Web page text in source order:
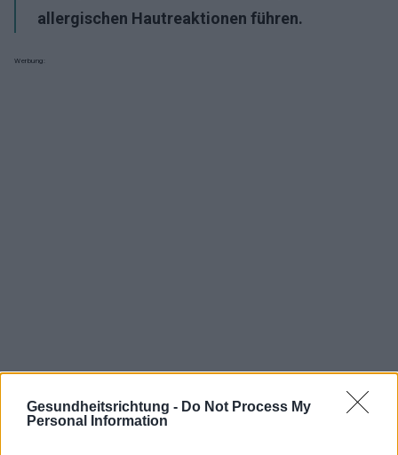
Gesundheitsrichtung - Do Not Process My
Personal Information
allergischen Hautreaktionen führen.
Werbung: